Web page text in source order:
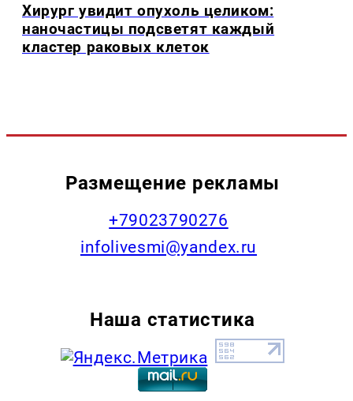
Хирург увидит опухоль целиком:
наночастицы подсветят каждый
кластер раковых клеток
Размещение рекламы
+79023790276
infolivesmi@yandex.ru
Наша статистика